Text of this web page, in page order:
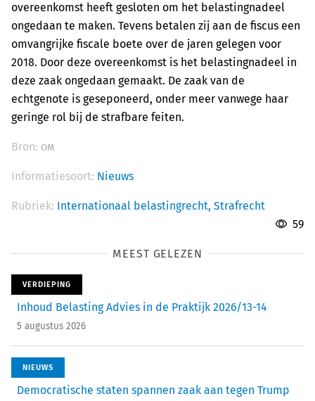
overeenkomst heeft gesloten om het belastingnadeel
ongedaan te maken. Tevens betalen zij aan de fiscus een
omvangrijke fiscale boete over de jaren gelegen voor
2018. Door deze overeenkomst is het belastingnadeel in
deze zaak ongedaan gemaakt. De zaak van de
echtgenote is geseponeerd, onder meer vanwege haar
geringe rol bij de strafbare feiten.
Bron: OM
Informatiesoort: Nieuws
Rubriek: Internationaal belastingrecht, Strafrecht
59
MEEST GELEZEN
VERDIEPING
Inhoud Belasting Advies in de Praktijk 2026/13-14
5 augustus 2026
NIEUWS
Democratische staten spannen zaak aan tegen Trump